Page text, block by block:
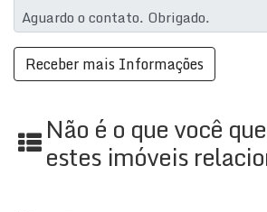
Área Total: 131.68 m² a 231.24
Área Privada:131.68 m² a
Área Útil:131.68 m² a 231.24 m²
Infraestrutura e
Acessibilidade:Acesso a
Segurança: Alarme e circuito
Serviços: Açougue, água, área
Não é o que você
estes imóveis